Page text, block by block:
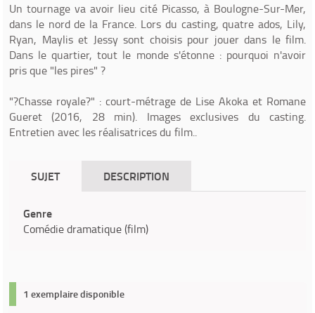
Un tournage va avoir lieu cité Picasso, à Boulogne-Sur-Mer,
dans le nord de la France. Lors du casting, quatre ados, Lily,
Ryan, Maylis et Jessy sont choisis pour jouer dans le film.
Dans le quartier, tout le monde s'étonne : pourquoi n'avoir
pris que "les pires" ?
"?Chasse royale?" : court-métrage de Lise Akoka et Romane
Gueret (2016, 28 min). Images exclusives du casting.
Entretien avec les réalisatrices du film..
SUJET DESCRIPTION
Genre
Comédie dramatique (film)
1 exemplaire disponible